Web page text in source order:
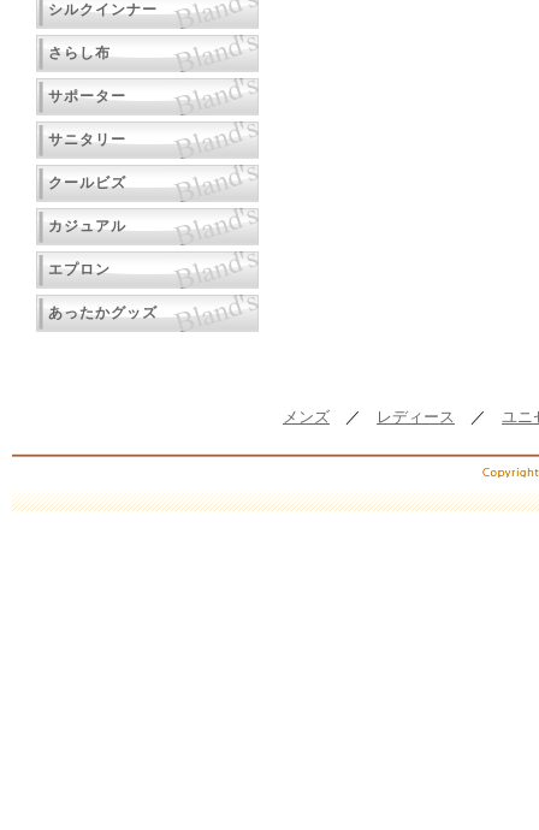
シルクインナー
さらし布
サポーター
サニタリー
クールビズ
カジュアル
エプロン
あったかグッズ
メンズ ／ レディース ／ ユニ